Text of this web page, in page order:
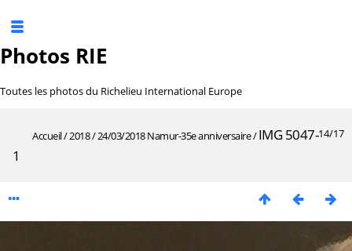
Photos RIE
Toutes les photos du Richelieu International Europe
14/17
Accueil/2018/24/03/2018 Namur-35e anniversaire/IMG 5047-
1